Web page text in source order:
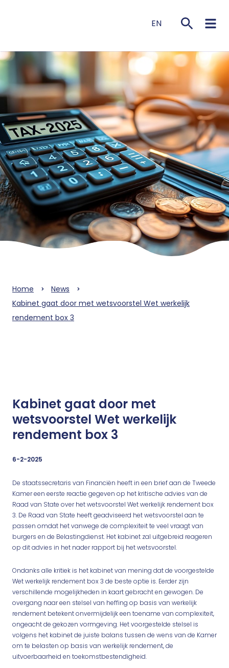
EN
Home
News
Kabinet gaat door met wetsvoorstel Wet werkelijk
rendement box 3
Kabinet gaat door met
wetsvoorstel Wet werkelijk
rendement box 3
6-2-2025
De staatssecretaris van Financiën heeft in een brief aan de Tweede
Kamer een eerste reactie gegeven op het kritische advies van de
Raad van State over het wetsvoorstel Wet werkelijk rendement box
3. De Raad van State heeft geadviseerd het wetsvoorstel aan te
passen omdat het vanwege de complexiteit te veel vraagt van
burgers en de Belastingdienst. Het kabinet zal uitgebreid reageren
op dit advies in het nader rapport bij het wetsvoorstel.
Ondanks alle kritiek is het kabinet van mening dat de voorgestelde
Wet werkelijk rendement box 3 de beste optie is. Eerder zijn
verschillende mogelijkheden in kaart gebracht en gewogen. De
overgang naar een stelsel van heffing op basis van werkelijk
rendement betekent onvermijdelijk een toename van complexiteit,
ongeacht de gekozen vormgeving. Het voorgestelde stelsel is
volgens het kabinet de juiste balans tussen de wens van de Kamer
om te belasten op basis van werkelijk rendement, de
uitvoerbaarheid en toekomstbestendigheid.